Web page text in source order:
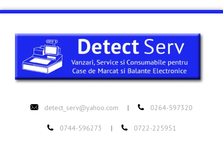
detect_serv@yahoo.com 0264-597320
0744-596273 0722-225951